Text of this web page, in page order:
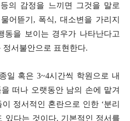
의 감정을 느끼면 그것을 말로
어뜯기 , 폭식,대소변을 가리지
동을 보이는 경우가 나타난다고
정서불안으로 표현한다.
일 혹은3~4시간씩 학원으로 내
떠나 오랫동안 남의 손에 맡겨
정서적인 혼란으로 인한 ‘분리
있다는 것이다. 기본적인 정서를